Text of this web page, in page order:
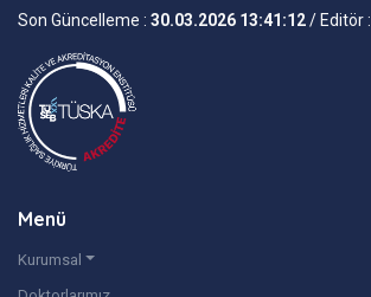
Son Güncelleme : 30.03.2026 13:41:12/ Editör :
Menü
Kurumsal